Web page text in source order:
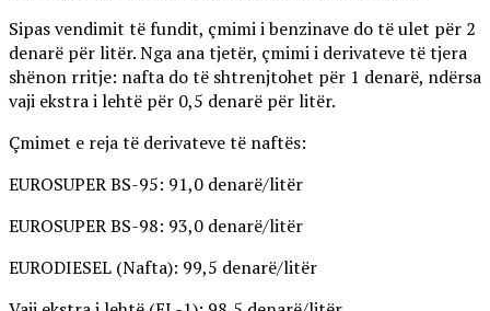
Sipas vendimit të fundit, çmimi i benzinave do të ulet për 2
denarë për litër. Nga ana tjetër, çmimi i derivateve të tjera
shënon rritje: nafta do të shtrenjtohet për 1 denarë, ndërsa
vaji ekstra i lehtë për 0,5 denarë për litër.
Çmimet e reja të derivateve të naftës:
EUROSUPER BS-95: 91,0 denarë/litër
EUROSUPER BS-98: 93,0 denarë/litër
EURODIESEL (Nafta): 99,5 denarë/litër